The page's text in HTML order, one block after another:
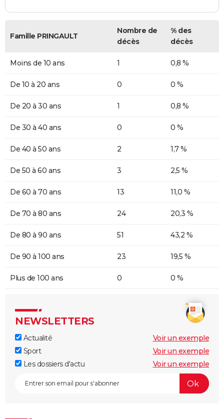
Famille PRINGAULT
Nombre de
décès
% des
décès
Moins de 10 ans 1 0,8 %
De 10 à 20 ans 0 0 %
De 20 à 30 ans 1 0,8 %
De 30 à 40 ans 0 0 %
De 40 à 50 ans 2 1,7 %
De 50 à 60 ans 3 2,5 %
De 60 à 70 ans 13 11,0 %
De 70 à 80 ans 24 20,3 %
De 80 à 90 ans 51 43,2 %
De 90 à 100 ans 23 19,5 %
Plus de 100 ans 0 0 %
NEWSLETTERS
Actualité
Voir un exemple
Sport
Voir un exemple
Les dossiers d'actu
Voir un exemple